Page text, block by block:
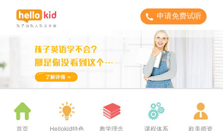
申请免费试听
首页 Hellokid特色 教学理念 课程体系 欧美师资